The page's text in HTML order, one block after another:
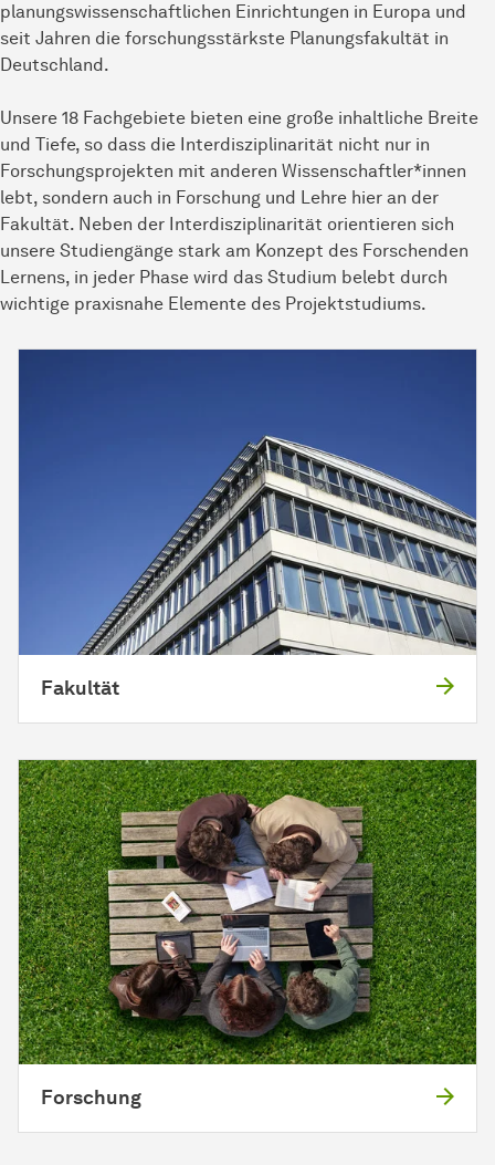
planungswissenschaftlichen Einrichtungen in Europa und
seit Jahren die forschungsstärkste Planungsfakultät in
Deutschland.
Unsere 18 Fachgebiete bieten eine große inhaltliche Breite
und Tiefe, so dass die Interdisziplinarität nicht nur in
Forschungsprojekten mit anderen Wissenschaftler*innen
lebt, sondern auch in Forschung und Lehre hier an der
Fakultät. Neben der Interdisziplinarität orientieren sich
unsere Studiengänge stark am Konzept des Forschenden
Lernens, in jeder Phase wird das Studium belebt durch
wichtige praxisnahe Elemente des Projektstudiums.
Fakultät
Forschung